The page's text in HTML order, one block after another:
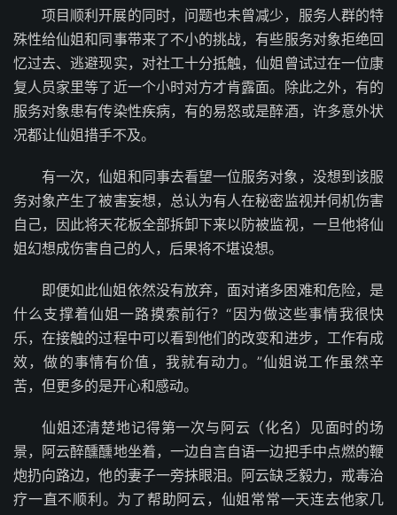
项目顺利开展的同时，问题也未曾减少，服务人群的特
殊性给仙姐和同事带来了不小的挑战，有些服务对象拒绝回
忆过去、逃避现实，对社工十分抵触，仙姐曾试过在一位康
复人员家里等了近一个小时对方才肯露面。除此之外，有的
服务对象患有传染性疾病，有的易怒或是醉酒，许多意外状
况都让仙姐措手不及。
有一次，仙姐和同事去看望一位服务对象，没想到该服
务对象产生了被害妄想，总认为有人在秘密监视并伺机伤害
自己，因此将天花板全部拆卸下来以防被监视，一旦他将仙
姐幻想成伤害自己的人，后果将不堪设想。
即便如此仙姐依然没有放弃，面对诸多困难和危险，是
什么支撑着仙姐一路摸索前行？“因为做这些事情我很快
乐，在接触的过程中可以看到他们的改变和进步，工作有成
效，做的事情有价值，我就有动力。”仙姐说工作虽然辛
苦，但更多的是开心和感动。
仙姐还清楚地记得第一次与阿云（化名）见面时的场
景，阿云醉醺醺地坐着，一边自言自语一边把手中点燃的鞭
炮扔向路边，他的妻子一旁抹眼泪。阿云缺乏毅力，戒毒治
疗一直不顺利。为了帮助阿云，仙姐常常一天连去他家几